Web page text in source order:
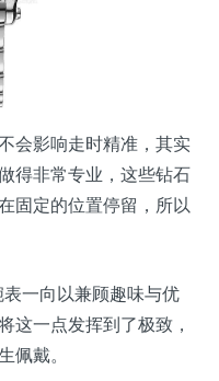
会影响走时精准，其实
得非常专业，这些钻石
固定的位置停留，所以
表一向以兼顾趣味与优
这一点发挥到了极致，
佩戴。